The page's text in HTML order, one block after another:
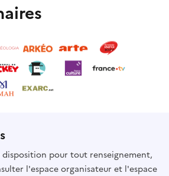
disposition pour tout renseignement,
l'espace organisateur et l'espace